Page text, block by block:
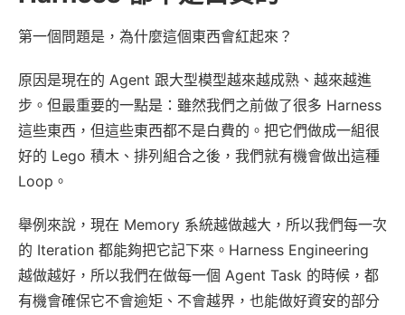
第一個問題是，為什麼這個東西會紅起來？
原因是現在的 Agent 跟大型模型越來越成熟、越來越進
步。但最重要的一點是：雖然我們之前做了很多 Harness
這些東西，但這些東西都不是白費的。把它們做成一組很
好的 Lego 積木、排列組合之後，我們就有機會做出這種
Loop。
舉例來說，現在 Memory 系統越做越大，所以我們每一次
的 Iteration 都能夠把它記下來。Harness Engineering
越做越好，所以我們在做每一個 Agent Task 的時候，都
有機會確保它不會逾矩、不會越界，也能做好資安的部分